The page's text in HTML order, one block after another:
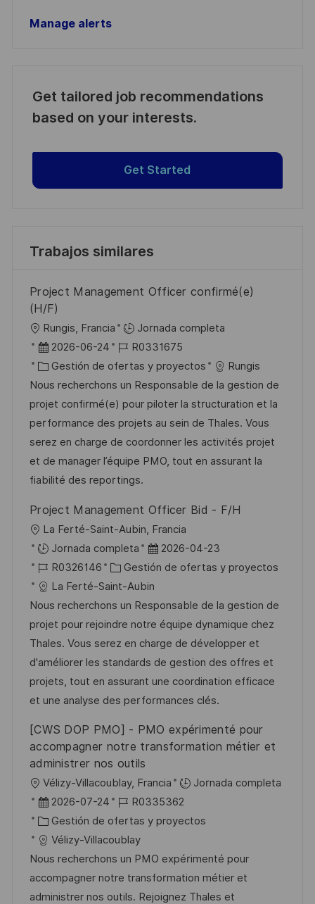
Manage alerts
Get tailored job recommendations
based on your interests.
Get Started
Trabajos similares
Project Management Officer confirmé(e)
(H/F)
U
b
c
a
c
i
ó
n
Rungis, Francia
Jornada completa
F
e
c
h
a
d
e
p
b
l
i
c
a
c
i
ó
n
2026-06-24
I
D
d
e
e
m
p
l
o
R0331675
C
a
t
e
g
o
r
a
Gestión de ofertas y proyectos
Rungis
Nous recherchons un Responsable de la gestion de
projet confirmé(e) pour piloter la structuration et la
performance des projets au sein de Thales. Vous
serez en charge de coordonner les activités projet
et de manager l’équipe PMO, tout en assurant la
fiabilité des reportings.
Project Management Officer Bid - F/H
U
b
c
a
c
i
ó
n
La Ferté-Saint-Aubin, Francia
Jornada completa
F
e
c
h
a
d
e
p
u
l
2026-04-23
I
D
d
e
e
m
p
l
o
R0326146
C
a
t
e
g
o
r
í
Gestión de ofertas y proyectos
La Ferté-Saint-Aubin
Nous recherchons un Responsable de la gestion de
projet pour rejoindre notre équipe dynamique chez
Thales. Vous serez en charge de développer et
d'améliorer les standards de gestion des offres et
projets, tout en assurant une coordination efficace
et une analyse des performances clés.
[CWS DOP PMO] - PMO expérimenté pour
accompagner notre transformation métier et
administrer nos outils
U
b
c
a
c
i
Vélizy-Villacoublay, Francia
Jornada completa
F
e
c
h
a
d
2026-07-24
I
D
d
e
e
m
R0335362
C
a
t
e
g
Gestión de ofertas y proyectos
Vélizy-Villacoublay
Nous recherchons un PMO expérimenté pour
accompagner notre transformation métier et
administrer nos outils. Rejoignez Thales et